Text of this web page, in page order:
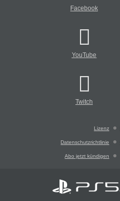
Facebook
YouTube
Twitch
Lizenz
Datenschutzrichtlinie
Abo jetzt kündigen